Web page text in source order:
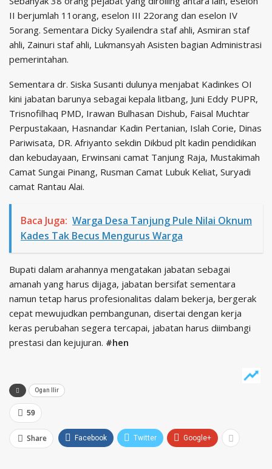
II berjumlah 11orang, eselon III 22orang dan eselon IV
5orang. Sementara Dicky Syailendra staf ahli, Asmiran staf
ahli, Zainuri staf ahli, Lukmansyah Asisten bagian Administrasi
pemerintahan.
Sementara dr. Siska Susanti dulunya menjabat Kadinkes OI
kini jabatan barunya sebagai kepala litbang, Juni Eddy PUPR,
Trisnofilhaq PMD, Irawan Bulhasan Dishub, Faisal Muchtar
Perpustakaan, Hasnandar Kadin Pertanian, Islah Corie, Dinas
Pariwisata, DR. Afriyanto sekdin Dikbud plt kadin pendidikan
dan kebudayaan, Erwinsani camat Tanjung Raja, Mustakimah
Camat Sungai Pinang, Rusman Camat Lubuk Keliat, Suryadi
camat Rantau Alai.
Baca Juga: Warga Desa Tanjung Pule Nilai Oknum
Kades Tak Becus Mengurus Warga
Bupati dalam arahannya mengatakan jabatan sebagai
amanah yang harus dijaga, jabatan bersifat sementara
namun tetap harus profesionalitas dalam bekerja, bergerak
cepat mewujudkan pembangunan, disertai dengan kerja
keras perubahan segera tercapai, jabatan harus diimbangi
prestasi dan kejujuran. #hen
Ogan Ilir
59
Share Facebook Twitter Google+